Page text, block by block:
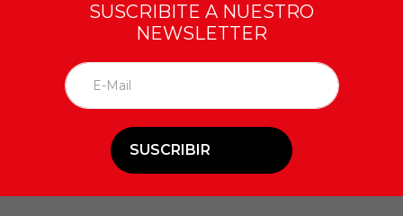
SUSCRIBITE A NUESTRO
NEWSLETTER
SUSCRIBIR